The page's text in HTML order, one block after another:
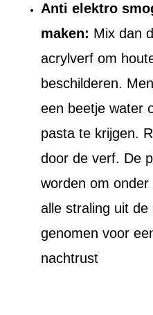
Anti elektro
maken: Mix dan
acrylverf om
beschilderen.
een beetje water
pasta te krijgen.
door de verf. De
worden om
alle straling uit
genomen voor
nachtrust